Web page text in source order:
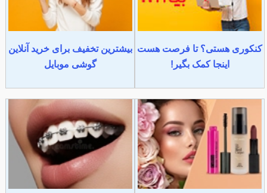
کنکوری هستی؟ تا فرصت هست
اینجا کمک بگیر!
بیشترین تخفیف برای خرید آنلاین
گوشی موبایل